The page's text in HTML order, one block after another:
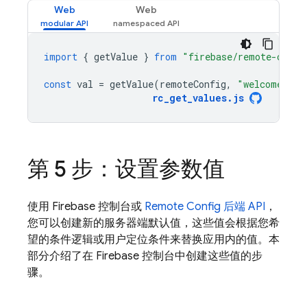
Web Web
import { getValue } from "firebase/remote-
const val = getValue(remoteConfig,
rc_get_values. js
第 5 步：设置参数值
使用 Firebase 控制台或 Remote Config 后端 API ，
您可以创建新的服务器端默认值，这些值会根据您希
望的条件逻辑或用户定位条件来替换应用内的值。本
部分介绍了在 Firebase 控制台中创建这些值的步
骤。